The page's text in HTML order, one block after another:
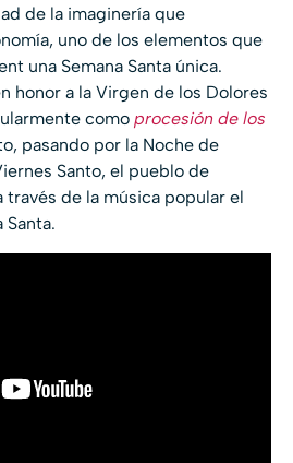
de la imaginería que
uno de los elementos que
una Semana Santa única.
honor a la Virgen de los Dolores
como procesión de los
pasando por la Noche de
Santo, el pueblo de
de la música popular el
Santa.